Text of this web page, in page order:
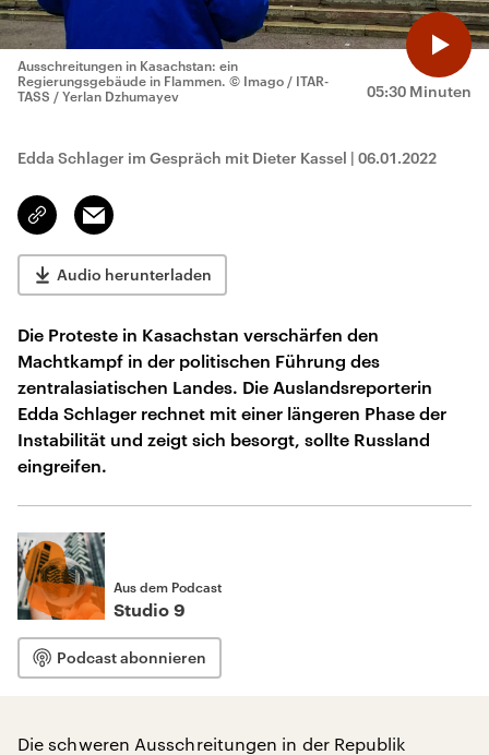
05:30 Minuten
Ausschreitungen in Kasachstan: ein
Regierungsgebäude in Flammen. © Imago / ITAR-
TASS / Yerlan Dzhumayev
Edda Schlager im Gespräch mit Dieter Kassel | 06.01.2022
Link
kopieren/teilen
Email
Audio herunterladen
Die Proteste in Kasachstan verschärfen den
Machtkampf in der politischen Führung des
zentralasiatischen Landes. Die Auslandsreporterin
Edda Schlager rechnet mit einer längeren Phase der
Instabilität und zeigt sich besorgt, sollte Russland
eingreifen.
Aus dem Podcast
Studio 9
Podcast abonnieren
Die schweren Ausschreitungen in der Republik